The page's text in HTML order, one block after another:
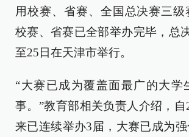
用校赛、省赛、全国总决赛三级
校赛、省赛已全部举办完毕，总
至25日在天津市举行。
“大赛已成为覆盖面最广的大学
事。”教育部相关负责人介绍，自
来已连续举办3届，大赛已成为